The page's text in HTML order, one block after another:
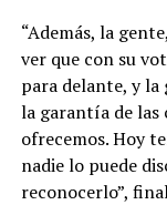
“Además, la
ver que con su
para delante, y
la garantía de las
ofrecemos. Hoy
nadie lo puede
reconocerlo”,